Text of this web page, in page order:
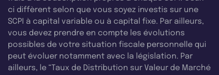
ci diffèrent selon que vous soyez investis sur une
SCPI à capital variable ou à capital fixe. Par ailleurs,
vous devez prendre en compte les évolutions
possibles de votre situation fiscale personnelle qui
peut évoluer notamment avec la législation. Par
ailleurs, le “Taux de Distribution sur Valeur de Marché